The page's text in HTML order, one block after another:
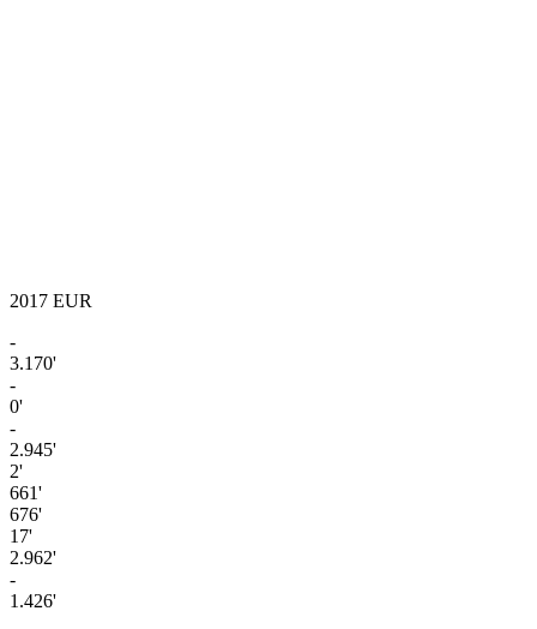
2017 EUR
-
3.170'
-
0'
-
2.945'
2'
661'
676'
17'
2.962'
-
1.426'